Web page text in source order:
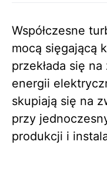
Współczesne
mocą sięgającą
przekłada się
energii
skupiają się na
przy
produkcji i